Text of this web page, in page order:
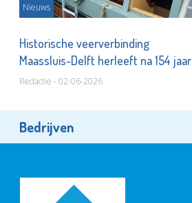
Nieuws
Historische veerverbinding
Maassluis-Delft herleeft na 154 jaar
Redactie - 02-06-2026
Bedrijven